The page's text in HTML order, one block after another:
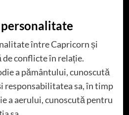
între Capricorn și
de conflicte în relație.
a pământului, cunoscută
responsabilitatea sa, în timp
a aerului, cunoscută pentru